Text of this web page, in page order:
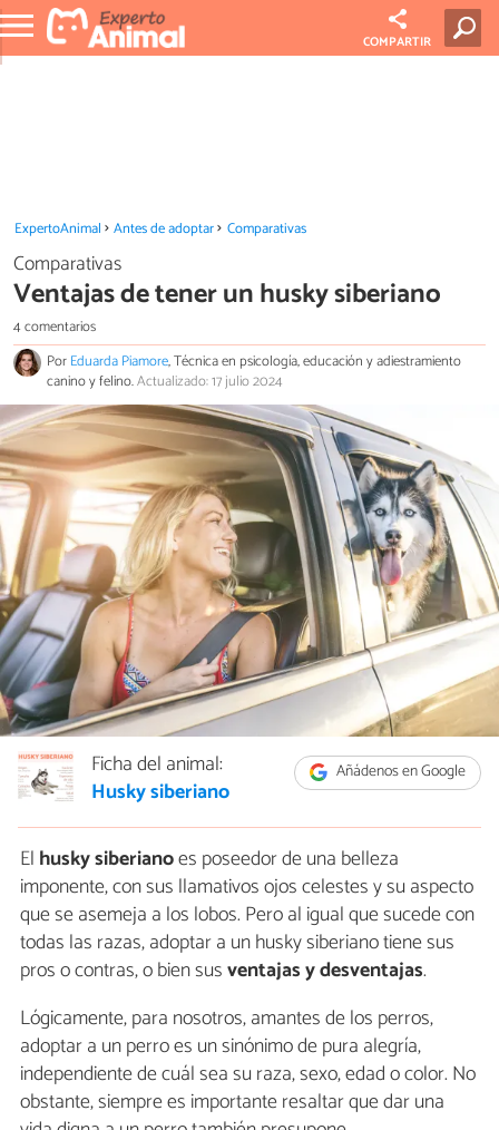
COMPARTIR
ExpertoAnimal Antes de adoptar Comparativas
Comparativas
Ventajas de tener un husky siberiano
4 comentarios
PorEduarda Piamore, Técnica en psicología, educación y adiestramiento
canino y felino.Actualizado: 17 julio 2024
Añádenos en Google
Ficha del animal:
Husky siberiano
El husky siberianoes poseedor de una belleza
imponente, con sus llamativos ojos celestes y su aspecto
que se asemeja a los lobos. Pero al igual que sucede con
todas las razas, adoptar a un husky siberiano tiene sus
pros o contras, o bien susventajas y desventajas.
Lógicamente, para nosotros, amantes de los perros,
adoptar a un perro es un sinónimo de pura alegría,
independiente de cuál sea su raza, sexo, edad o color. No
obstante, siempre es importante resaltar que dar una